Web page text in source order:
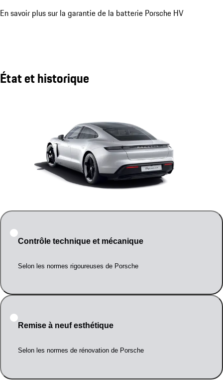
En savoir plus sur la garantie de la batterie Porsche HV
État et historique
Contrôle technique et mécanique
Selon les normes rigoureuses de Porsche
Remise à neuf esthétique
Selon les normes de rénovation de Porsche